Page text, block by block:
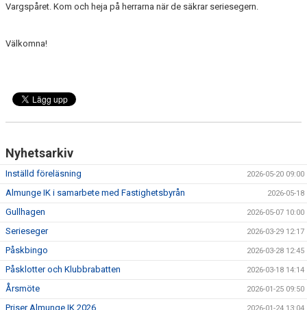
Vargspåret. Kom och heja på herrarna när de säkrar seriesegern.
Välkomna!
Nyhetsarkiv
Inställd föreläsning 2026-05-20 09:00
Almunge IK i samarbete med Fastighetsbyrån 2026-05-18
Gullhagen 2026-05-07 10:00
Serieseger 2026-03-29 12:17
Påskbingo 2026-03-28 12:45
Påsklotter och Klubbrabatten 2026-03-18 14:14
Årsmöte 2026-01-25 09:50
Priser Almunge IK 2026 2026-01-24 13:04